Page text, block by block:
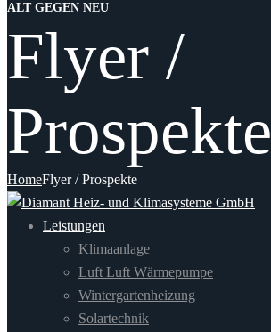
ALT GEGEN NEU
Flyer /
Prospekte
HomeFlyer / Prospekte
Leistungen
Klimaanlage
Luft Luft Wärmepumpe
Wintergartenheizung
Solartechnik